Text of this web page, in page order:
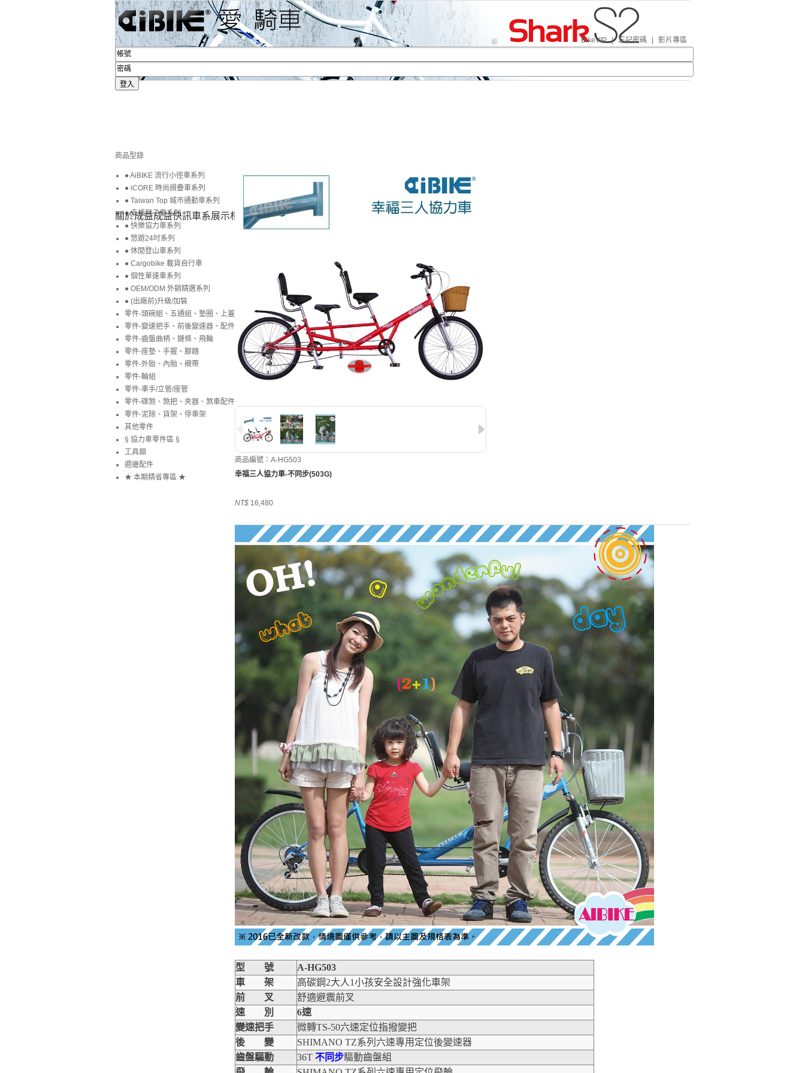
BikeVIP | 忘記密碼 影片專區
關於成益成益快訊車系展示相簿賞圖生活專區 賞車購車
商品編號：A-HG503
幸福三人協力車-不同步(503G)
NT$ 16,480
型 號
A-HG503
車 架
高碳鋼2大人1小孩安全設計強化車架
前 叉
舒適避震前叉
速 別
6速
變速把手
微轉TS-50六速定位指撥變把
後 變
SHIMANO TZ系列六速專用定位後變速器
齒盤驅動
36T 不同步驅動齒盤組
商品型錄
● AiBIKE 流行小徑車系列
● iCORE 時尚摺疊車系列
● Taiwan Top 城市通勤車系列
● 幸福親子車系列
● 快樂協力車系列
● 悠遊24吋系列
● 休閒登山車系列
● Cargobike 載貨自行車
● 個性單速車系列
● OEM/ODM 外銷精選系列
● (出廠前)升級/加裝
零件-頭碗組、五通組、墊圈、上蓋
零件-變速把手、前後變速器、配件
零件-齒盤曲柄、鏈條、飛輪
零件-座墊、手握、腳踏
零件-外胎、內胎、襯帶
零件-輪組
零件-車手/立管/座管
零件-碟煞、煞把、夾器、煞車配件
零件-泥除、貨架、停車架
其他零件
§ 協力車零件區 §
工具類
週邊配件
★ 本期精省專區 ★